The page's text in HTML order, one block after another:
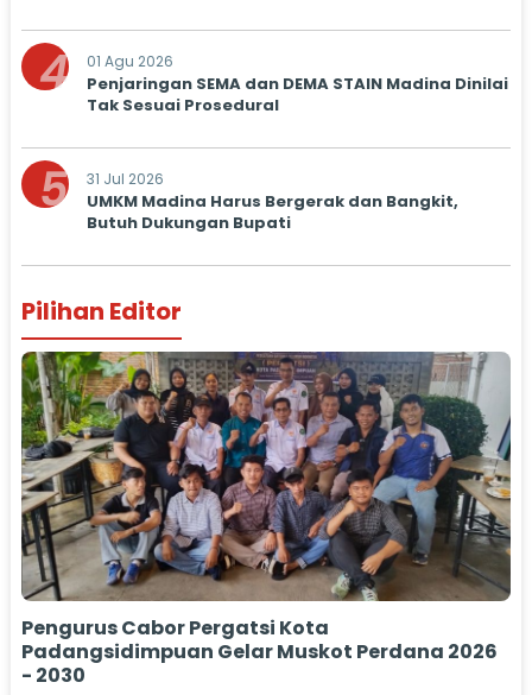
4 01 Agu 2026
Penjaringan SEMA dan DEMA STAIN Madina Dinilai
Tak Sesuai Prosedural
5 31 Jul 2026
UMKM Madina Harus Bergerak dan Bangkit,
Butuh Dukungan Bupati
Pilihan Editor
Pengurus Cabor Pergatsi Kota
Padangsidimpuan Gelar Muskot Perdana 2026
- 2030